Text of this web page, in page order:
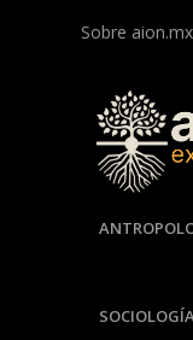
Sobre aion.mx